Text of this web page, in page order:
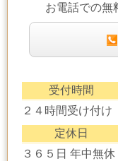
お電話での無
受付時間
２４時間受け付け
定休日
３６５日 年中無休